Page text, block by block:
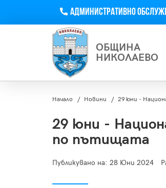
Телефон
Административно
ОБЩИНА
НИКОЛАЕВО
Начало Новини 29 юни -
29 юни -
по пътищата
Публикувано на: 28 Юни 2024